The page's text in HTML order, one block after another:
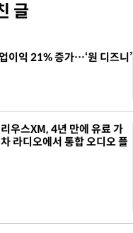
글
이익 21% 증가…‘원 디즈니’
우스XM, 4년 만에 유료 가
라디오에서 통합 오디오 플